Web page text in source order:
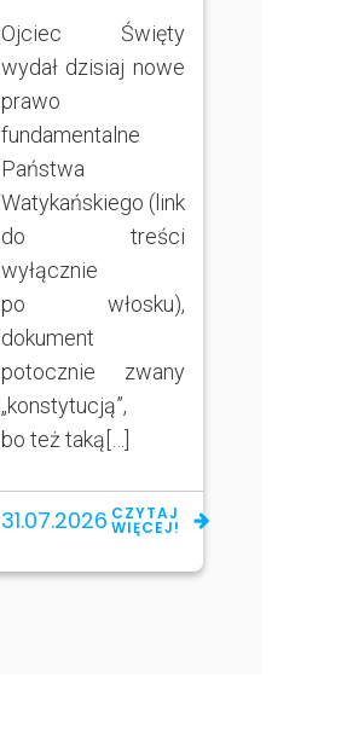
Ojciec Święty
wydał dzisiaj nowe
prawo
fundamentalne
Państwa
Watykańskiego (link
do treści
wyłącznie
po włosku),
dokument
potocznie zwany
„konstytucją”,
bo też taką[…]
31.07.2026 CZYTAJ
WIĘCEJ!